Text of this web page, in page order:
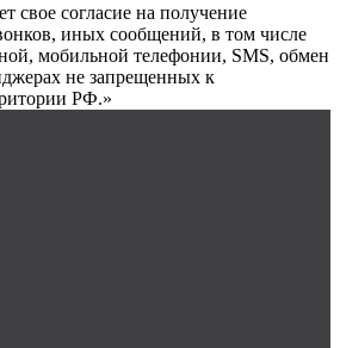
свое согласие на получение
иных сообщений, в том числе
мобильной телефонии, SMS, обмен
не запрещенных к
РФ.»